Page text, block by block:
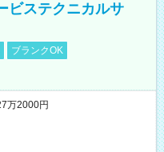
ビステクニカルサ
ブランクOK
万2000円